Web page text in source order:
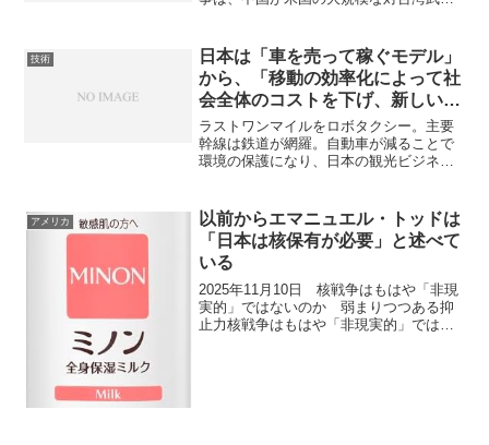
米国が台湾に対して総額111億ドル（約
1.7兆円）規...
技術
日本は「車を売って稼ぐモデル」
から、「移動の効率化によって社
会全体のコストを下げ、新しいサ
ービスで稼ぐモデル」への転換
ラストワンマイルをロボタクシー。主要
幹線は鉄道が網羅。自動車が減ることで
環境の保護になり、日本の観光ビジネス
響鉄道が主要幹線を担い、ラストワンマ
イルをロボタクシーが補完...
アメリカ
以前からエマニュエル・トッドは
「日本は核保有が必要」と述べて
いる
2025年11月10日 核戦争はもはや「非現
実的」ではないのか 弱まりつつある抑
止力核戦争はもはや「非現実的」ではな